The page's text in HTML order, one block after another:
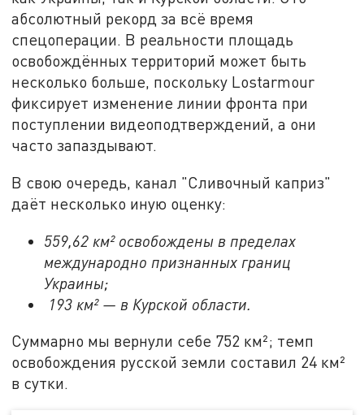
абсолютный рекорд за всё время
спецоперации. В реальности площадь
освобождённых территорий может быть
несколько больше, поскольку Lostarmour
фиксирует изменение линии фронта при
поступлении видеоподтверждений, а они
часто запаздывают.
В свою очередь, канал "Сливочный каприз"
даёт несколько иную оценку:
559,62 км² освобождены в пределах
международно признанных границ
Украины;
193 км² — в Курской области.
Суммарно мы вернули себе 752 км²; темп
освобождения русской земли составил 24 км²
в сутки.